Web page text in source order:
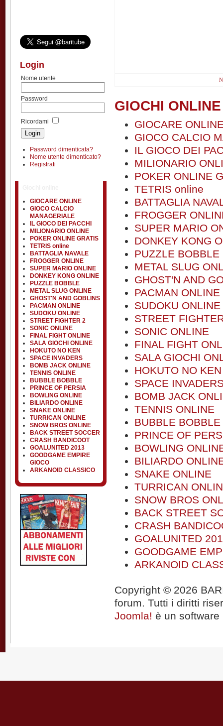
Login
Nome utente
Password
Ricordami
Password dimenticata?
Nome utente dimenticato?
Registrati
GIOCARE ONLINE
GIOCO CALCIO
MANAGERIALE
IL GIOCO DEI PACCHI
MILIONARIO ONLINE
POKER ONLINE GRATIS
TETRIS online
BATTAGLIA NAVALE
FROGGER ONLINE
SUPER MARIO ONLINE
DONKEY KONG ONLINE
PUZZLE BOBBLE
METAL SLUG ONLINE
GHOST'N AND GOBLINS
PACMAN ONLINE
SUDOKU ONLINE
STREET FIGHTER 2
SONIC ONLINE
FINAL FIGHT ONLINE
SALA GIOCHI ONLINE
HOKUTO NO KEN
SPACE INVADERS
BOMB JACK ONLINE
TENNIS ONLINE
BUBBLE BOBBLE
PRINCE OF PERSIA
BOWLING ONLINE
BILIARDO ONLINE
SNAKE ONLINE
TURRICAN ONLINE
SNOW BROS ONLINE
BACK STREET SOCCER
CRASH BANDICOOT
GOALUNITED 2013
GOODGAME EMPIRE
GIOCO
ARKANOID CLASSICO
GIOCHI
GIOCARE
GIOCO CALCIO
IL GIOCO DEI
MILIONARIO
POKER ONLINE
TETRIS online
BATTAGLIA
FROGGER
SUPER MARIO
DONKEY KONG
PUZZLE BOBBLE
METAL SLUG
GHOST'N AND
PACMAN ONLINE
SUDOKU ONLINE
STREET
SONIC ONLINE
FINAL FIGHT
SALA GIOCHI
HOKUTO NO KEN
SPACE
BOMB JACK
TENNIS ONLINE
BUBBLE BOBBLE
PRINCE OF
BOWLING
BILIARDO
SNAKE ONLINE
TURRICAN
SNOW BROS
BACK STREET
CRASH
GOALUNITED
GOODGAME
ARKANOID
Copyright © 2026
forum. Tutti i diritti
Joomla! è un